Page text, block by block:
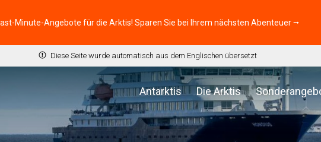
Minute-Angebote für die Arktis! Sparen Sie bei Ihrem nächsten Abenteuer ⭢
Diese Seite wurde automatisch aus dem Englischen übersetzt
Antarktis Die Arktis